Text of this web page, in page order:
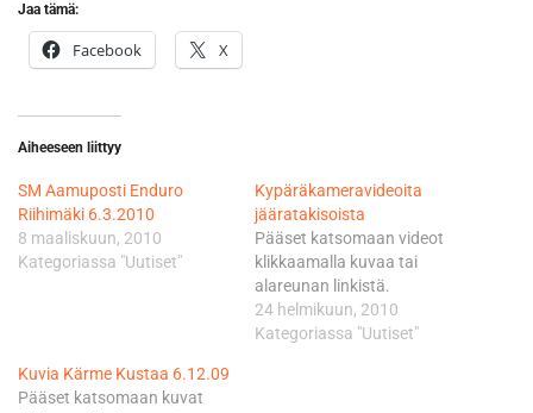
Jaa tämä:
Facebook X
Aiheeseen liittyy
SM Aamuposti Enduro
Riihimäki 6.3.2010
8 maaliskuun, 2010
Kategoriassa "Uutiset"
Kypäräkameravideoita
jääratakisoista
Pääset katsomaan videot
klikkaamalla kuvaa tai
alareunan linkistä.
24 helmikuun, 2010
Kategoriassa "Uutiset"
Kuvia Kärme Kustaa 6.12.09
Pääset katsomaan kuvat